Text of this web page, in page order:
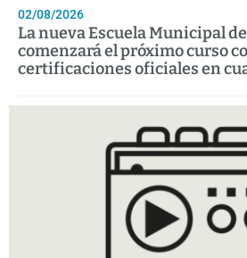
02/08/2026
La nueva Escuela Municipal
comenzará el próximo curso
certificaciones oficiales en